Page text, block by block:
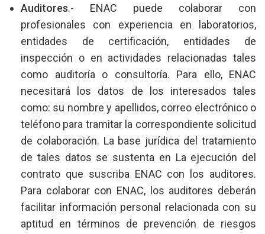
Auditores.- ENAC puede colaborar con
profesionales con experiencia en laboratorios,
entidades de certificación, entidades de
inspección o en actividades relacionadas tales
como auditoría o consultoría. Para ello, ENAC
necesitará los datos de los interesados tales
como: su nombre y apellidos, correo electrónico o
teléfono para tramitar la correspondiente solicitud
de colaboración. La base jurídica del tratamiento
de tales datos se sustenta en La ejecución del
contrato que suscriba ENAC con los auditores.
Para colaborar con ENAC, los auditores deberán
facilitar información personal relacionada con su
aptitud en términos de prevención de riesgos